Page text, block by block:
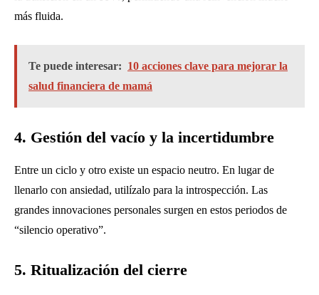
más fluida.
Te puede interesar: 10 acciones clave para mejorar la
salud financiera de mamá
4. Gestión del vacío y la incertidumbre
Entre un ciclo y otro existe un espacio neutro. En lugar de
llenarlo con ansiedad, utilízalo para la introspección. Las
grandes innovaciones personales surgen en estos periodos de
“silencio operativo”.
5. Ritualización del cierre